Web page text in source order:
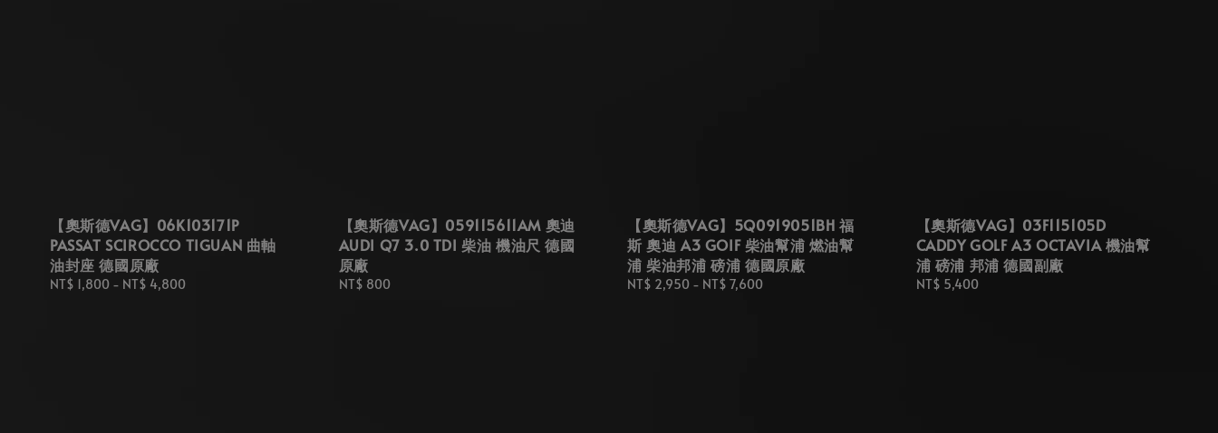
【奧斯德VAG】06K103171P
PASSAT SCIROCCO TIGUAN 曲軸
油封座 德國原廠
Regular
NT$ 1,800 - NT$ 4,800
【奧斯德VAG】059115611AM 奧迪
AUDI Q7 3.0 TDI 柴油 機油尺 德國
原廠
Regular
NT$ 800
【奧斯德VAG】5Q0919051BH 福
斯 奧迪 A3 GOIF 柴油幫浦 燃油幫
浦 柴油邦浦 磅浦 德國原廠
Regular
NT$ 2,950 - NT$ 7,600
【奧斯德VAG】03F115105D
CADDY GOLF A3 OCTAVIA 機油幫
浦 磅浦 邦浦 德國副廠
Regular
NT$ 5,400